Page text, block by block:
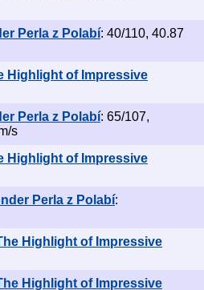
Perla z Polabí: 40/110, 40.87
Highlight of Impressive
Perla z Polabí: 65/107,
s
Highlight of Impressive
Perla z Polabí:
Highlight of Impressive
Highlight of Impressive